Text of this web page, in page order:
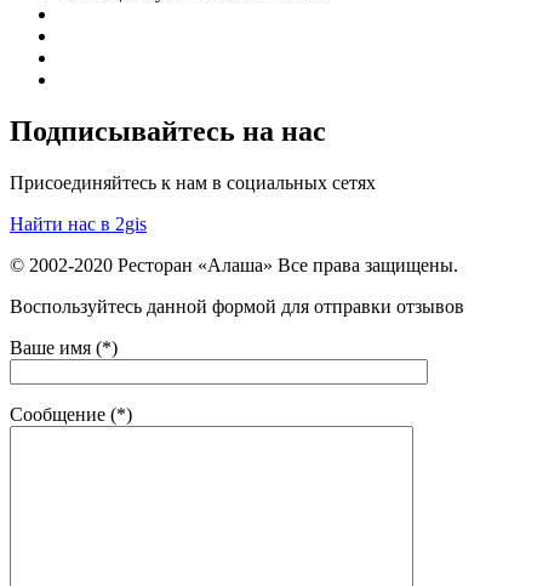
Подписывайтесь на нас
Присоединяйтесь к нам в социальных сетях
Найти нас в 2gis
© 2002-2020 Ресторан «Алаша» Все права защищены.
Воспользуйтесь данной формой для отправки отзывов
Ваше имя (*)
Сообщение (*)